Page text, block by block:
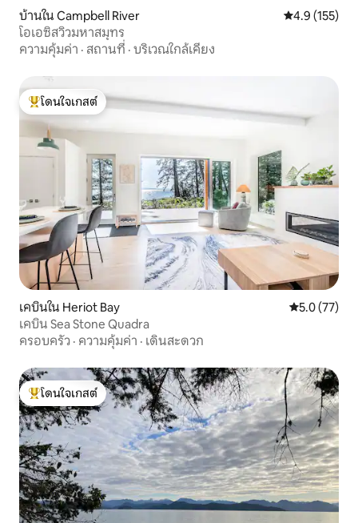
บ้านใน Campbell River คะแนนเฉลี่ย
4.9 (155)
โอเอซิสวิวมหาสมุทร
ความคุ้มค่า · สถานที่ · บริเวณใกล้เคียง
โดนใจเกสต์ที่สุด
โดนใจเกสต์
เคบินใน Heriot Bay คะแนนเฉลี่ย
5.0 (77)
เคบิน Sea Stone Quadra
ครอบครัว · ความคุ้มค่า · เดินสะดวก
โดนใจเกสต์ที่สุด
โดนใจเกสต์